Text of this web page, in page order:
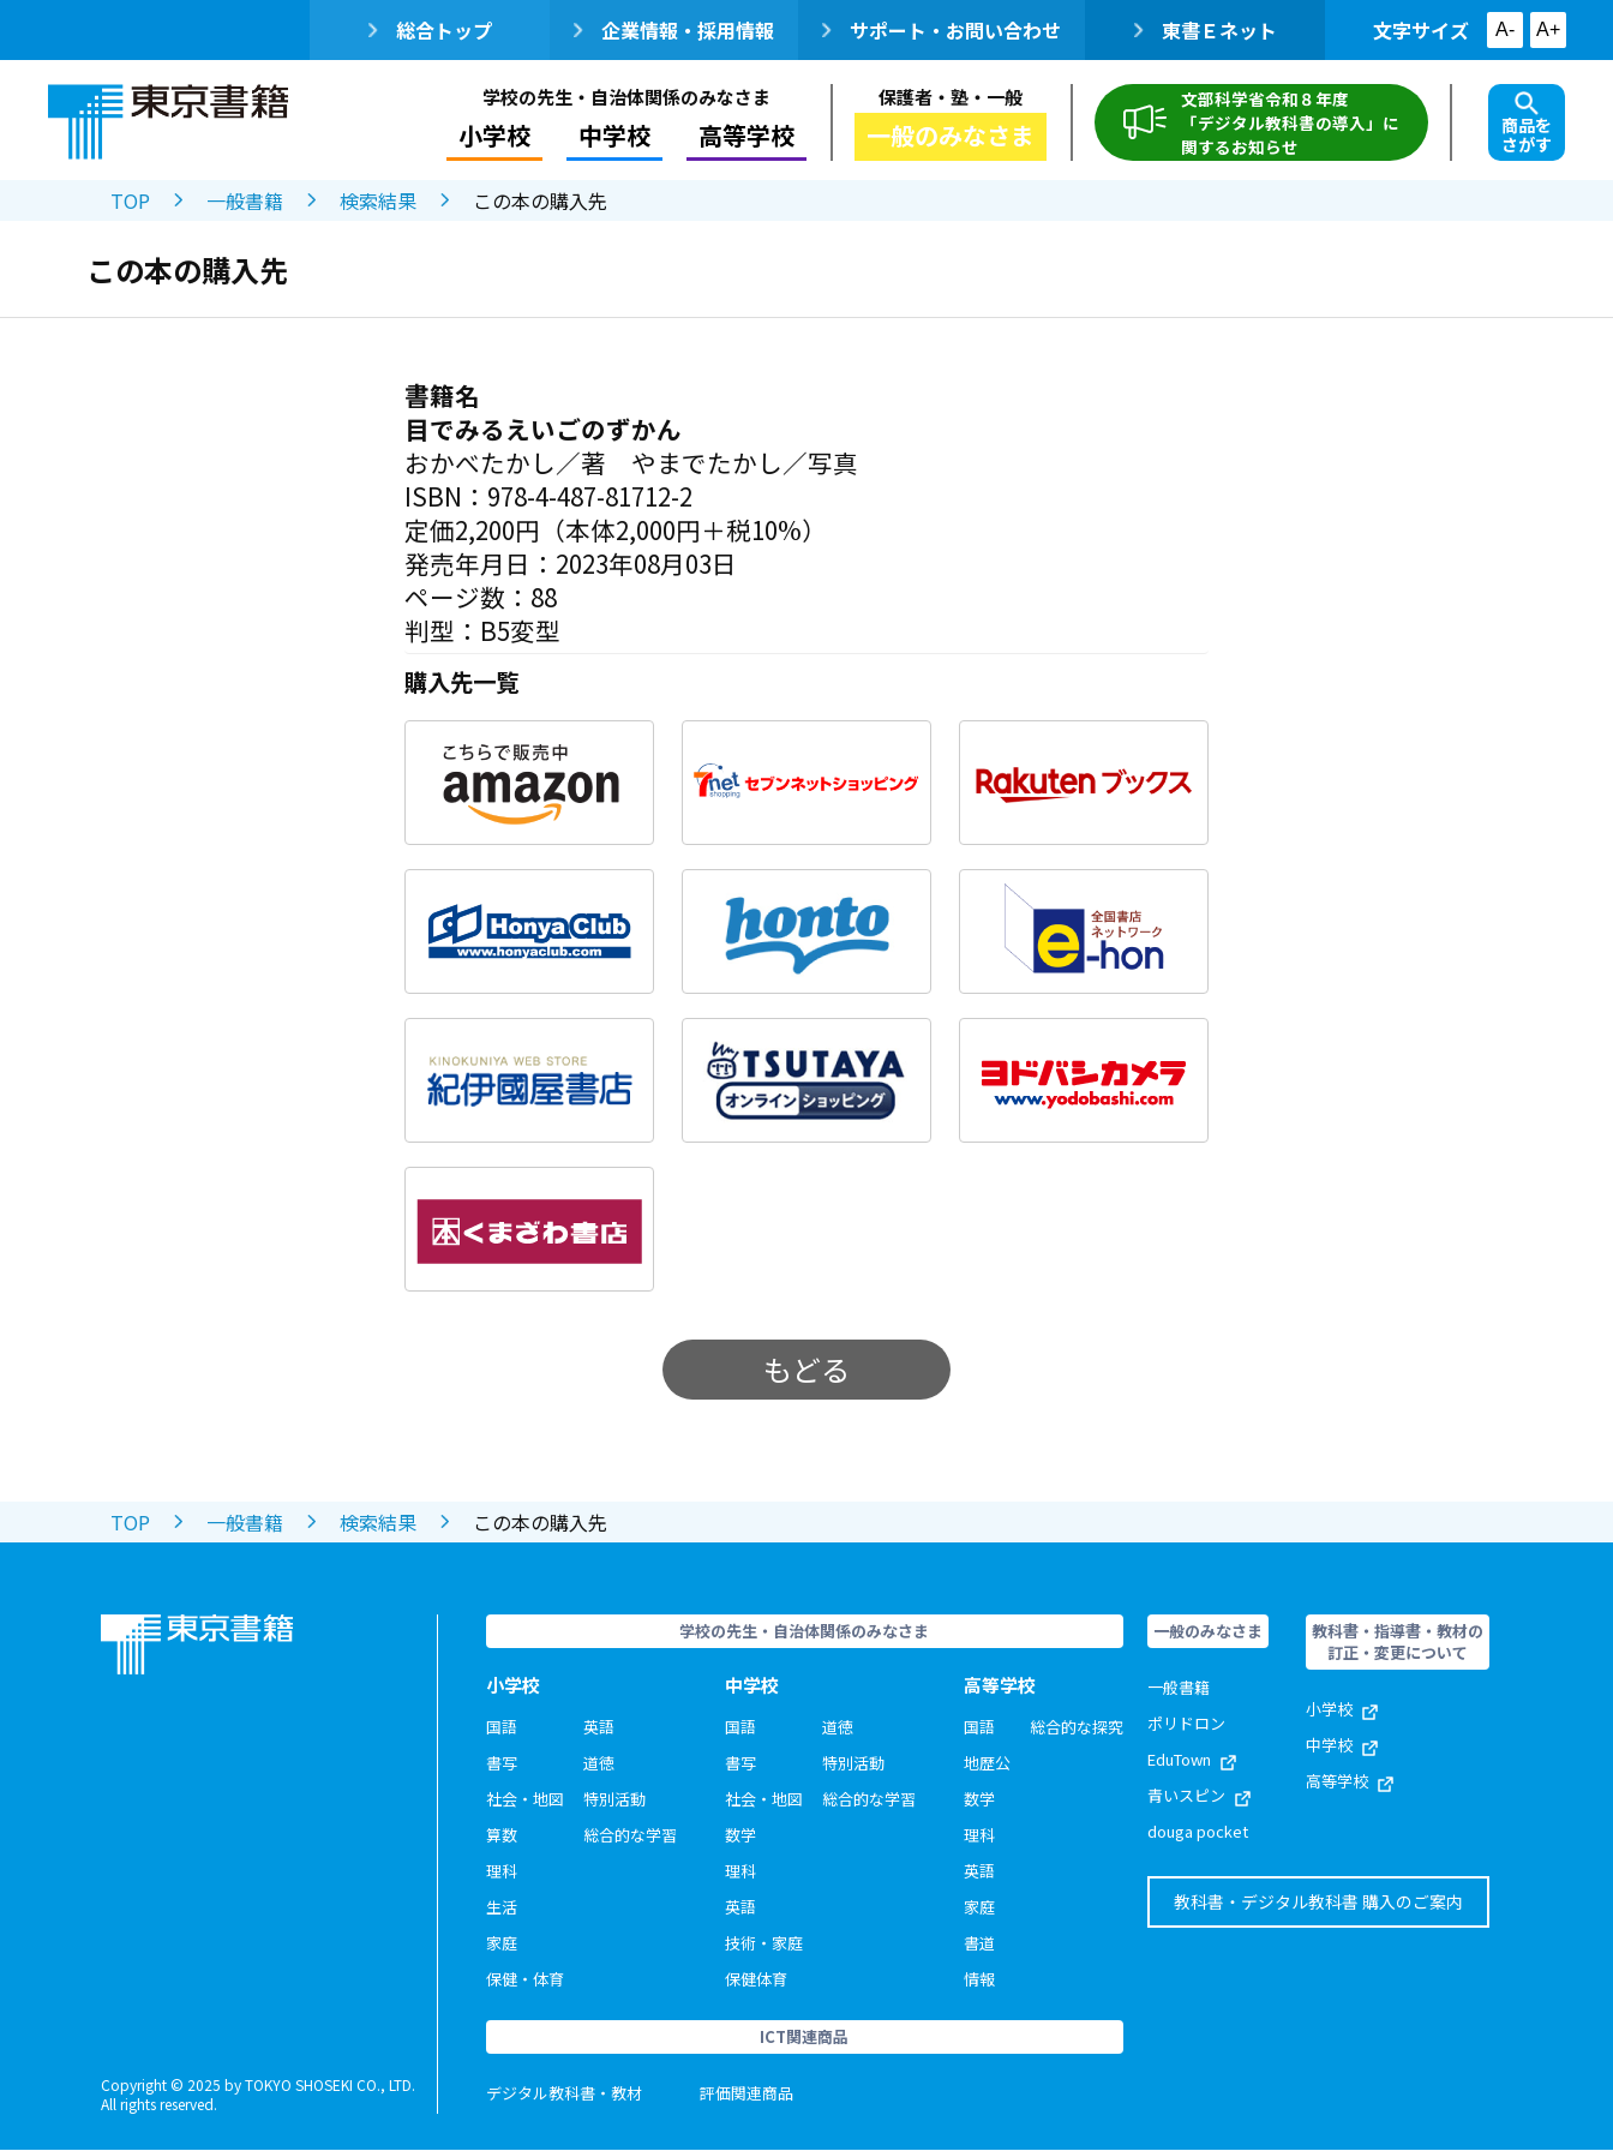
総合トップ 企業情報・採用情報 サポート・お問い合わせ 東書Ｅネット 文字サイズ A- A+
学校の先生・自治体関係のみなさま
小学校 中学校 高等学校
保護者・塾・一般
一般のみなさま
文部科学省令和８年度
「デジタル教科書の導入」に
関するお知らせ
商品を
さがす
TOP 一般書籍 検索結果 この本の購入先
この本の購入先
書籍名
目でみるえいごのずかん
おかべたかし／著 やまでたかし／写真
ISBN：978-4-487-81712-2
定価2,200円（本体2,000円＋税10%）
発売年月日：2023年08月03日
ページ数：88
判型：B5変型
購入先一覧
もどる
TOP 一般書籍 検索結果 この本の購入先
Copyright © 2025 by TOKYO SHOSEKI CO., LTD.
All rights reserved.
学校の先生・自治体関係のみなさま
小学校
国語
書写
社会・地図
算数
理科
生活
家庭
保健・体育
英語
道徳
特別活動
総合的な学習
中学校
国語
書写
社会・地図
数学
理科
英語
技術・家庭
保健体育
道徳
特別活動
総合的な学習
高等学校
国語
地歴公
数学
理科
英語
家庭
書道
情報
総合的な探究
ICT関連商品
デジタル教科書・教材 評価関連商品
一般のみなさま
一般書籍
ポリドロン
EduTown
青いスピン
douga pocket
教科書・指導書・教材の
訂正・変更について
小学校
中学校
高等学校
教科書・デジタル教科書 購入のご案内